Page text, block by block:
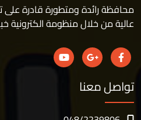
محافظة رائدة ومتطورة قادرة
عالية من خلال منظومة الكترونية
تواصل معنا